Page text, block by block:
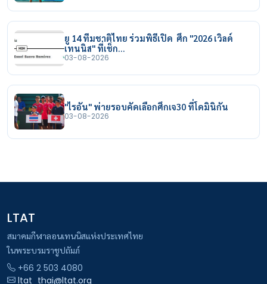
ยู 14 ทีมชาติไทย ร่วมพิธีเปิด ศึก "2026 เวิลด์
เทนนิส" ที่เช็ก…
03-08-2026
"ไรอัน" พ่ายรอบคัดเลือกศึกเจ30 ที่โดมินิกัน
03-08-2026
LTAT
สมาคมกีฬาลอนเทนนิสแห่งประเทศไทย
ในพระบรมราชูปถัมภ์
+66 2 503 4080
ltat_thai@ltat.org